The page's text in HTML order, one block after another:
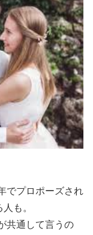
でプロポーズされ
も。
共通して言うの